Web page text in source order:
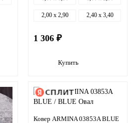
2,00 x 2,90 2,40 x 3,40
1 306 ₽
Купить
Ковер ARMINA 03853A BLUE